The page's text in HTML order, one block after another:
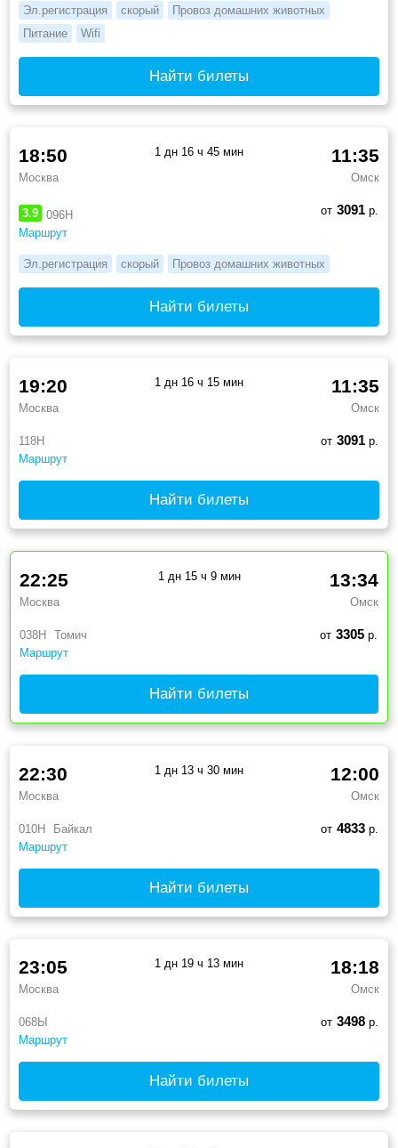
Эл.регистрация скорый
Провоз домашних животных
Питание
Wifi
Найти билеты
3.9
096Н
Маршрут
18:50
Москва
11:35
Омск
1 дн 16 ч 45 мин
от 3091р.
Эл.регистрация скорый Провоз домашних животных
Найти билеты
118Н
Маршрут
19:20
Москва
11:35
Омск
1 дн 16 ч 15 мин
от 3091р.
Найти билеты
038Н Томич
Маршрут
22:25
Москва
13:34
Омск
1 дн 15 ч 9 мин
от 3305р.
Найти билеты
010Н
Байкал
Маршрут
22:30
Москва
12:00
Омск
1 дн 13 ч 30 мин
от 4833р.
Найти билеты
068Ы
Маршрут
23:05
Москва
18:18
Омск
1 дн 19 ч 13 мин
от 3498р.
Найти билеты